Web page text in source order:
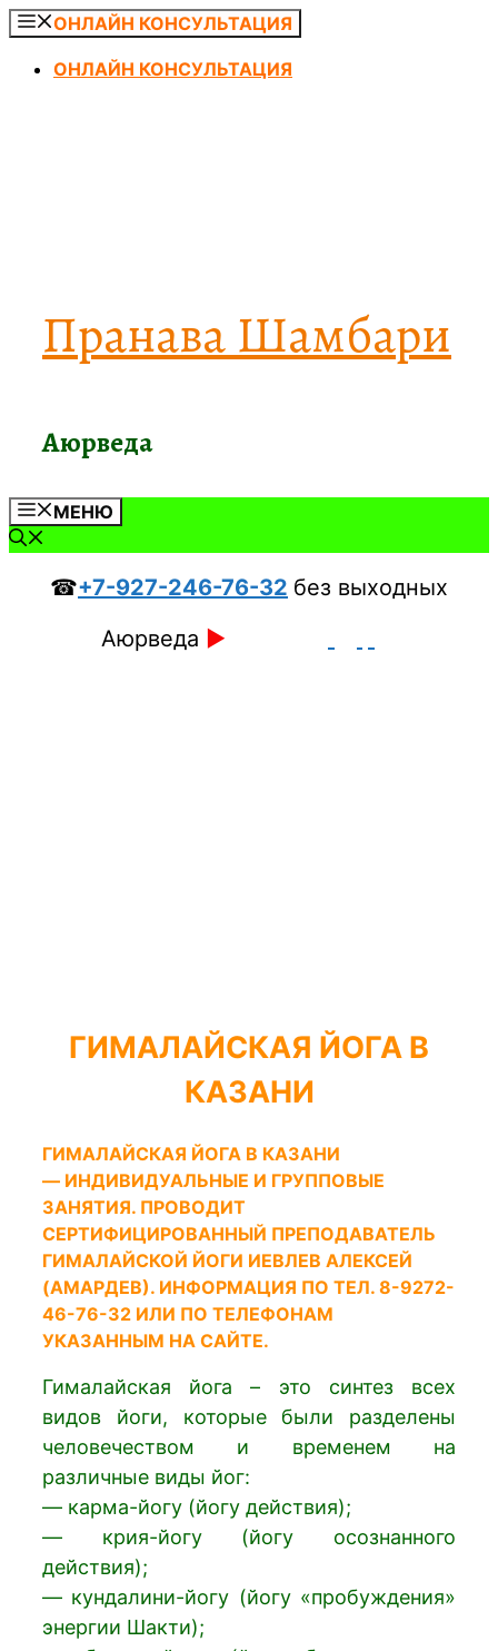
Перейти
содержимому
ОНЛАЙН КОНСУЛЬТАЦИЯ
ОНЛАЙН КОНСУЛЬТАЦИЯ
Пранава Шамбари
Аюрведа
МЕНЮ
☎+7-927-246-76-32 без выходных
Аюрведа ►
ГИМАЛАЙСКАЯ ЙОГА В
КАЗАНИ
ГИМАЛАЙСКАЯ ЙОГА В КАЗАНИ
— ИНДИВИДУАЛЬНЫЕ И ГРУППОВЫЕ
ЗАНЯТИЯ. ПРОВОДИТ
СЕРТИФИЦИРОВАННЫЙ ПРЕПОДАВАТЕЛЬ
ГИМАЛАЙСКОЙ ЙОГИ ИЕВЛЕВ АЛЕКСЕЙ
(АМАРДЕВ). ИНФОРМАЦИЯ ПО ТЕЛ. 8-9272-
46-76-32 ИЛИ ПО ТЕЛЕФОНАМ
УКАЗАННЫМ НА САЙТЕ.
Гималайская йога – это синтез всех
видов йоги, которые были разделены
человечеством и временем на
различные виды йог:
— карма-йогу (йогу действия);
— крия-йогу (йогу осознанного
действия);
— кундалини-йогу (йогу «пробуждения»
энергии Шакти);